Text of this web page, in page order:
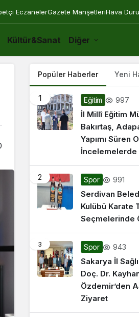
EczanelerGazete ManşetleriHava
Kültür&Sanat Diğer
Popüler Haberler Yeni
1 Eğitim 997
İl Millî Eğitim
Bakırtaş,
Yapımı Süren
İncelemelerde
2 Spor 991
Serdivan
Kulübü Karate
Seçmelerinde
3 Spor 943
Sakarya İl
Doç. Dr.
Özdemir’den
Ziyaret